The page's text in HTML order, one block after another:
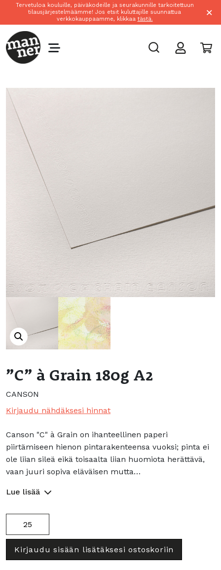
Tervetuloa kouluille, päiväkodeille ja seurakunnille tarkoitettuun
tilausjärjestelmäämme! Jos etsit kuluttajille suunnattua
verkkokauppaamme, klikkaa tästä. ×
”C” à Grain 180g A2
CANSON
Kirjaudu nähdäksesi hinnat
Canson "C" à Grain on ihanteellinen paperi
piirtämiseen hienon pintarakenteensa vuoksi; pinta ei
ole liian sileä eikä toisaalta liian huomiota herättävä,
vaan juuri sopiva eläväisen mutta…
Lue lisää
Kirjaudu sisään lisätäksesi ostoskoriin